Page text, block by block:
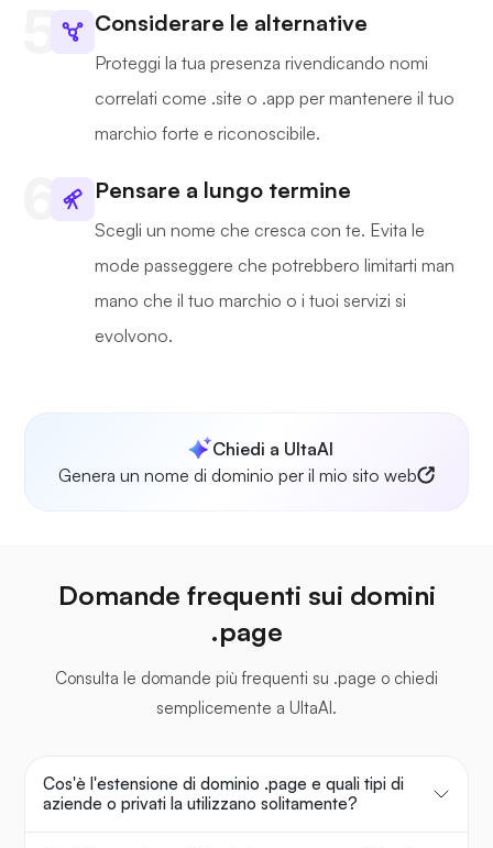
Considerare le alternative
Proteggi la tua presenza rivendicando nomi
correlati come .site o .app per mantenere il tuo
marchio forte e riconoscibile.
Pensare a lungo termine
Scegli un nome che cresca con te. Evita le
mode passeggere che potrebbero limitarti man
mano che il tuo marchio o i tuoi servizi si
evolvono.
Chiedi a UltaAI
Genera un nome di dominio per il mio sito web
Domande frequenti sui domini
.page
Consulta le domande più frequenti su .page o chiedi
semplicemente a UltaAI.
Cos'è l'estensione di dominio .page e quali tipi di
aziende o privati la utilizzano solitamente?